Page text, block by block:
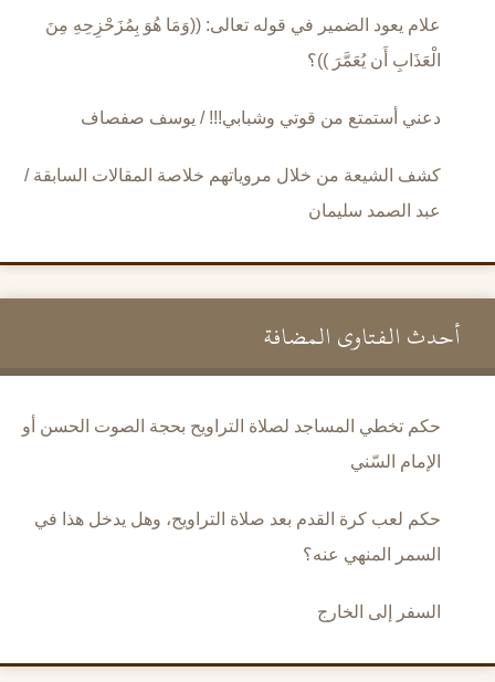
علام يعود الضمير في قوله تعالى: ((وَمَا هُوَ بِمُزَحْزِحِهِ مِنَ
الْعَذَابِ أَن يُعَمَّرَ ))؟
دعني أستمتع من قوتي وشبابي!!! / يوسف صفصاف
كشف الشيعة من خلال مروياتهم خلاصة المقالات السابقة /
عبد الصمد سليمان
أحدث الفتاوى المضافة
حكم تخطي المساجد لصلاة التراويح بحجة الصوت الحسن أو
الإمام السّني
حكم لعب كرة القدم بعد صلاة التراويح، وهل يدخل هذا في
السمر المنهي عنه؟
السفر إلى الخارج